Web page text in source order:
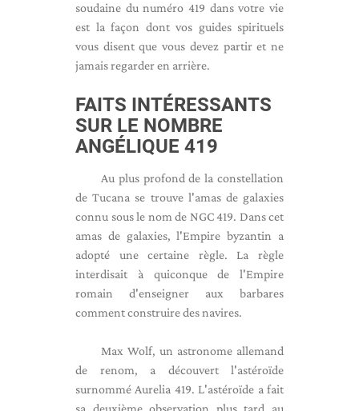
soudaine du numéro 419 dans votre vie
est la façon dont vos guides spirituels
vous disent que vous devez partir et ne
jamais regarder en arrière.
FAITS INTÉRESSANTS
SUR LE NOMBRE
ANGÉLIQUE 419
Au plus profond de la constellation
de Tucana se trouve l'amas de galaxies
connu sous le nom de NGC 419. Dans cet
amas de galaxies, l'Empire byzantin a
adopté une certaine règle. La règle
interdisait à quiconque de l'Empire
romain d'enseigner aux barbares
comment construire des navires.
Max Wolf, un astronome allemand
de renom, a découvert l'astéroïde
surnommé Aurelia 419. L'astéroïde a fait
sa deuxième observation plus tard au